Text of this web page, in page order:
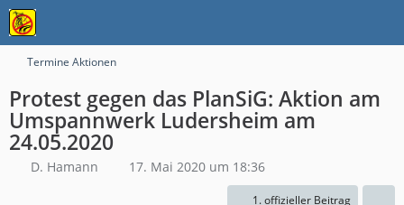
Termine Aktionen
Protest gegen das PlanSiG: Aktion am
Umspannwerk Ludersheim am
24.05.2020
D. Hamann 17. Mai 2020 um 18:36
1. offizieller Beitrag